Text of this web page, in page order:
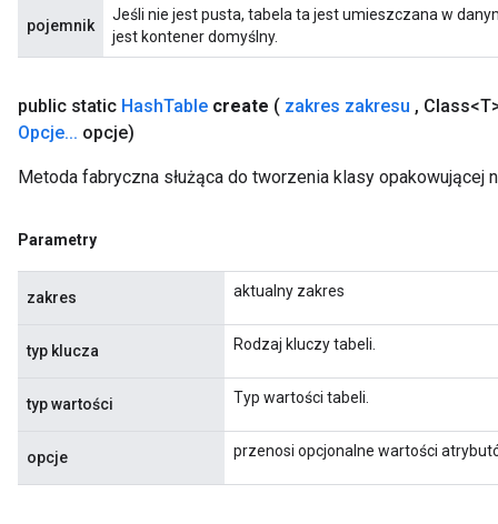
pojemnik
Jeśli nie jest pusta, tabela ta jest umieszczana w
jest kontener domyślny.
public static HashTable create ( zakres zakresu ,
Opcje... opcje)
Metoda fabryczna służąca do tworzenia klasy opakowującej
Parametry
zakres aktualny zakres
typ klucza Rodzaj kluczy tabeli.
typ wartości Typ wartości tabeli.
opcje przenosi opcjonalne wartości